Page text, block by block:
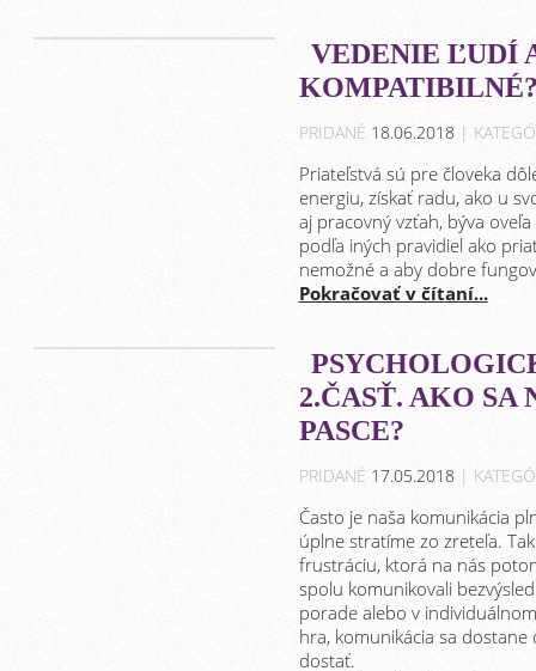
VEDENIE ĽUDÍ
PRIDANÉ 18.06.2018 |
Priateľstvá sú pre človeka
energiu, získať radu, ako u
aj pracovný vzťah, býva
podľa iných pravidiel ako
nemožné a aby dobre
Pokračovať v čítaní...
2.ČASŤ. AKO
PASCE?
PRIDANÉ 17.05.2018 |
Často je naša komunikácia
úplne stratíme zo zreteľa.
frustráciu, ktorá na nás
spolu komunikovali
porade alebo v
hra, komunikácia sa dostane
dostať.